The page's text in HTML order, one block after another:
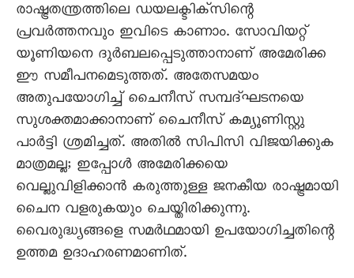
രാഷ്ട്രതന്ത്രത്തിലെ ഡയലക്ടിക്സിന്റെ
പ്രവർത്തനവും ഇവിടെ കാണാം. സോവിയറ്റ്
യൂണിയനെ ദുർബലപ്പെടുത്താനാണ് അമേരിക്ക
ഈ സമീപനമെടുത്തത്. അതേസമയം
അതുപയോഗിച്ച് ചെെനീസ് സമ്പദ്ഘടനയെ
സുശക്തമാക്കാനാണ് ചെെനീസ് കമ്യൂണിസ്റ്റു
പാർട്ടി ശ്രമിച്ചത്. അതിൽ സിപിസി വിജയിക്കുക
മാത്രമല്ല; ഇപ്പോൾ അമേരിക്കയെ
വെല്ലുവിളിക്കാൻ കരുത്തുള്ള ജനകീയ രാഷ്ട്രമായി
ചെെന വളരുകയും ചെയ്തിരിക്കുന്നു.
വെെരുദ്ധ്യങ്ങളെ സമർഥമായി ഉപയോഗിച്ചതിന്റെ
ഉത്തമ ഉദാഹരണമാണിത്.